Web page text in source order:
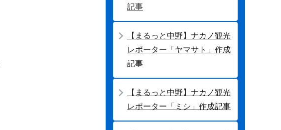
記事
【まるっと中野】ナカノ観光
レポーター「ヤマサト」作成
記事
【まるっと中野】ナカノ観光
レポーター「ミシ」作成記事